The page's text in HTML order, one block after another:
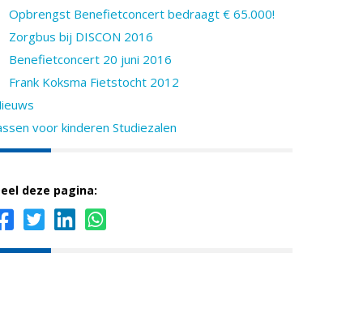
Opbrengst Benefietconcert bedraagt € 65.000!
Zorgbus bij DISCON 2016
Benefietconcert 20 juni 2016
Frank Koksma Fietstocht 2012
voor kinderen Studiezalen
deze pagina: